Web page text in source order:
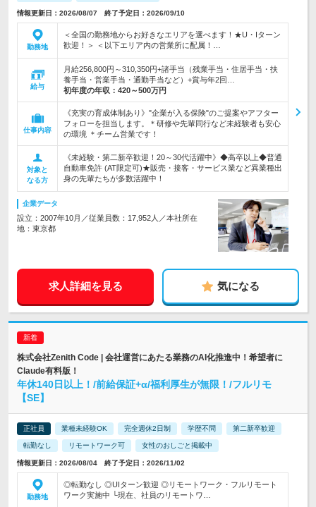
情報更新日：2026/08/07 終了予定日：2026/09/10
勤務地
＜全国の勤務地からお好きなエリアを選べます！★U・Iターン
歓迎！＞ ＜以下エリア内の営業所に配属！…
給与
月給256,800円～310,350円+諸手当（残業手当・住居手当・扶
養手当・営業手当・通勤手当など）+賞与年2回…
初年度の年収： 420～500万円
仕事内容
《充実の育成体制あり》"企業が入る保険"のご提案やアフター
フォローを担当します。＊研修や先輩同行など未経験者も安心
の環境 ＊チーム営業です！
対象と
なる方
《未経験・第二新卒歓迎！20～30代活躍中》◆高卒以上◆普通
自動車免許 (AT限定可)★販売・接客・サービス業など異業種出
身の先輩たちが多数活躍中！
企業データ
設立：2007年10月／従業員数：17,952人／本社所在
地：東京都
求人詳細を見る 気になる
株式会社Zenith Code | 会社運営にあたる業務のAI化推進中！希望者に
Claude有料版！
年休140日以上！/前給保証+α/福利厚生が無限！/フルリモ
【SE】
正社員 業種未経験OK 完全週休2日制 学歴不問 第二新卒歓迎
転勤なし リモートワーク可 女性のおしごと掲載中
情報更新日：2026/08/04 終了予定日：2026/11/02
勤務地
◎転勤なし ◎UIターン歓迎 ◎リモートワーク・フルリモート
ワーク実施中 └現在、社員のリモートワ…